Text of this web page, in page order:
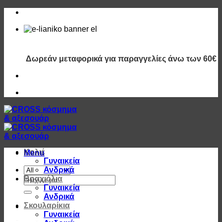
Μετάβαση
περιεχόμενο
Δωρεάν μεταφορικά για παραγγελίες άνω των 60€
Menu
Αναζήτηση
για:
Κολιέ
Γυναικεία
Ανδρικά
Βραχιόλια
Γυναικεία
Ανδρικά
Σκουλαρίκια
Γυναικεία